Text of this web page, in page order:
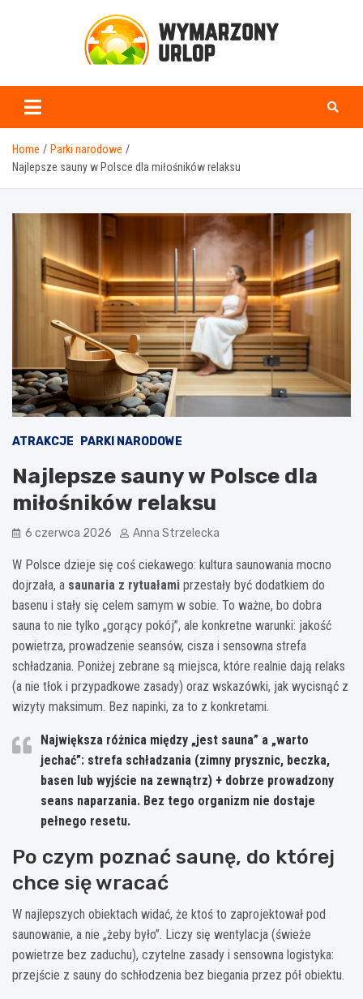
Home
Parki narodowe
Najlepsze sauny w Polsce dla miłośników relaksu
ATRAKCJE PARKI NARODOWE
Najlepsze sauny w Polsce dla
miłośników relaksu
6 czerwca 2026 Anna Strzelecka
W Polsce dzieje się coś ciekawego: kultura saunowania mocno
dojrzała, a saunaria z rytuałami przestały być dodatkiem do
basenu i stały się celem samym w sobie. To ważne, bo dobra
sauna to nie tylko „gorący pokój”, ale konkretne warunki: jakość
powietrza, prowadzenie seansów, cisza i sensowna strefa
schładzania. Poniżej zebrane są miejsca, które realnie dają relaks
(a nie tłok i przypadkowe zasady) oraz wskazówki, jak wycisnąć z
wizyty maksimum. Bez napinki, za to z konkretami.
Największa różnica między „jest sauna” a „warto
jechać”: strefa schładzania (zimny prysznic, beczka,
basen lub wyjście na zewnątrz) + dobrze prowadzony
seans naparzania. Bez tego organizm nie dostaje
pełnego resetu.
Po czym poznać saunę, do której
chce się wracać
W najlepszych obiektach widać, że ktoś to zaprojektował pod
saunowanie, a nie „żeby było”. Liczy się wentylacja (świeże
powietrze bez zaduchu), czytelne zasady i sensowna logistyka:
przejście z sauny do schłodzenia bez biegania przez pół obiektu.